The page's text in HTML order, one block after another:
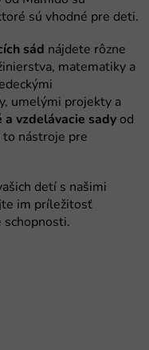
sád
a vzdelávacie sady